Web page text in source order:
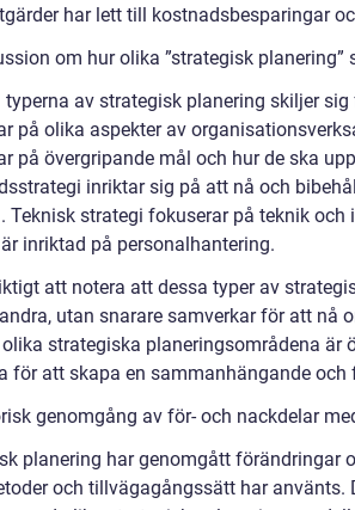
har lett till kostnadsbesparingar
om hur olika ”strategisk
typerna av strategisk planering skiljer
på olika aspekter av
på övergripande mål och hur de ska
inriktar sig på att nå och
Teknisk strategi fokuserar på teknik och
inriktad på personalhantering.
att notera att dessa typer av
utan snarare samverkar för att nå
strategiska planeringsområdena är
för att skapa en sammanhängande
genomgång av för- och nackdelar
planering har genomgått förändringar
och tillvägagångssätt har använts.